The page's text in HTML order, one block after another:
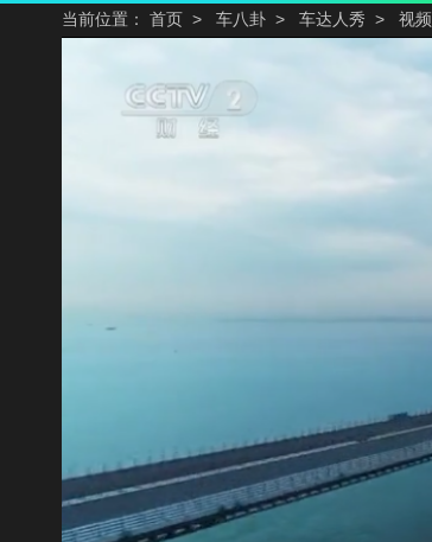
当前位置： 首页 > 车八卦 > 车达人秀 > 视频